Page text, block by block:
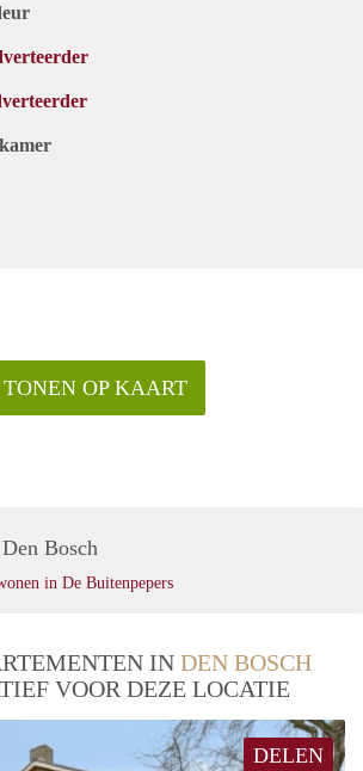
TONEN OP KAART
Bosch
in De Buitenpepers
IN DEN BOSCH
VOOR DEZE LOCATIE
DELEN